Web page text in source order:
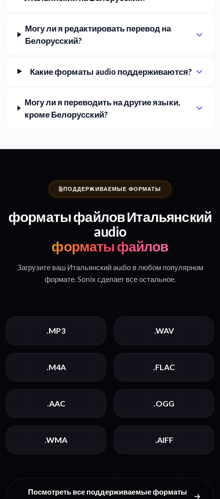
Могу ли я редактировать перевод на
Белорусский?
Какие форматы audio поддерживаются?
Могу ли я переводить на другие языки,
кроме Белорусский?
ПОДДЕРЖИВАЕМЫЕ ФОРМАТЫ
форматы файлов Итальянский
audio
форматы файлов
Загрузите ваш Итальянский audio в любом популярном
формате. Sonix сделает все остальное.
.MP3 .WAV
.M4A .FLAC
.AAC .OGG
.WMA .AIFF
Посмотреть все поддерживаемые форматы